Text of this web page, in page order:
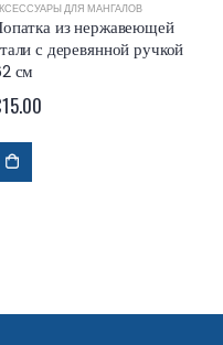
ДЛЯ МАНГАЛОВ
из нержавеющей
с деревянной ручкой
см
15.00